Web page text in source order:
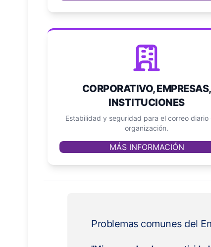
CORPORATIVO, EMPRESAS,
INSTITUCIONES
Estabilidad y seguridad para el correo diario
organización.
MÁS INFORMACIÓN
Problemas comunes del